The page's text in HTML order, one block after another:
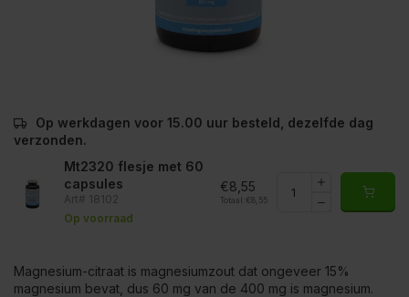
Op werkdagen voor 15.00 uur besteld, dezelfde dag
verzonden.
Mt2320 flesje met 60
capsules
Art# 18102
Op voorraad
€8,55
Totaal: €8,55
Magnesium-citraat is magnesiumzout dat ongeveer 15%
magnesium bevat, dus 60 mg van de 400 mg is magnesium.